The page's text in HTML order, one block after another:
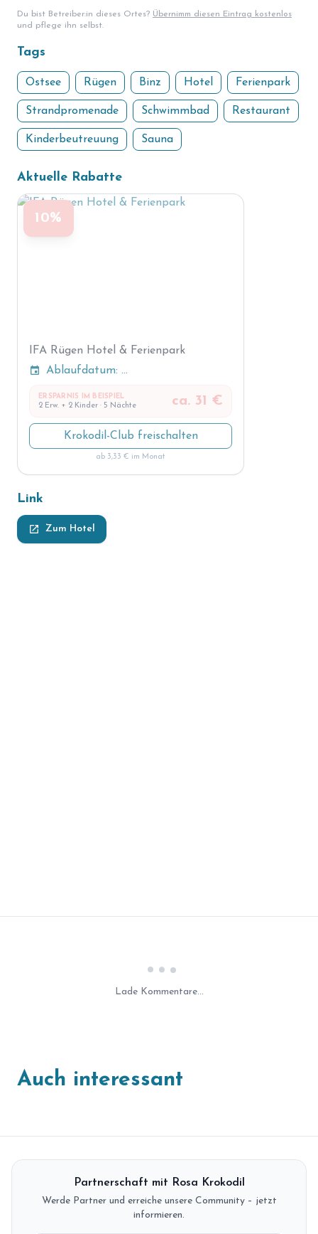
Du bist Betreiber:in dieses Ortes? Übernimm diesen Eintrag kostenlos
und pflege ihn selbst.
Tags
Ostsee Rügen Binz Hotel Ferienpark
Strandpromenade Schwimmbad Restaurant
Kinderbeutreuung Sauna
Aktuelle Rabatte
10%
IFA Rügen Hotel & Ferienpark
event
Ablaufdatum: ...
ERSPARNIS IM BEISPIEL
2 Erw. + 2 Kinder · 5 Nächte
ca. 31 €
Krokodil-Club freischalten
ab 3,33 € im Monat
Link
launch Zum Hotel
Lade Kommentare...
Auch interessant
Partnerschaft mit Rosa Krokodil
Werde Partner und erreiche unsere Community – jetzt
informieren.